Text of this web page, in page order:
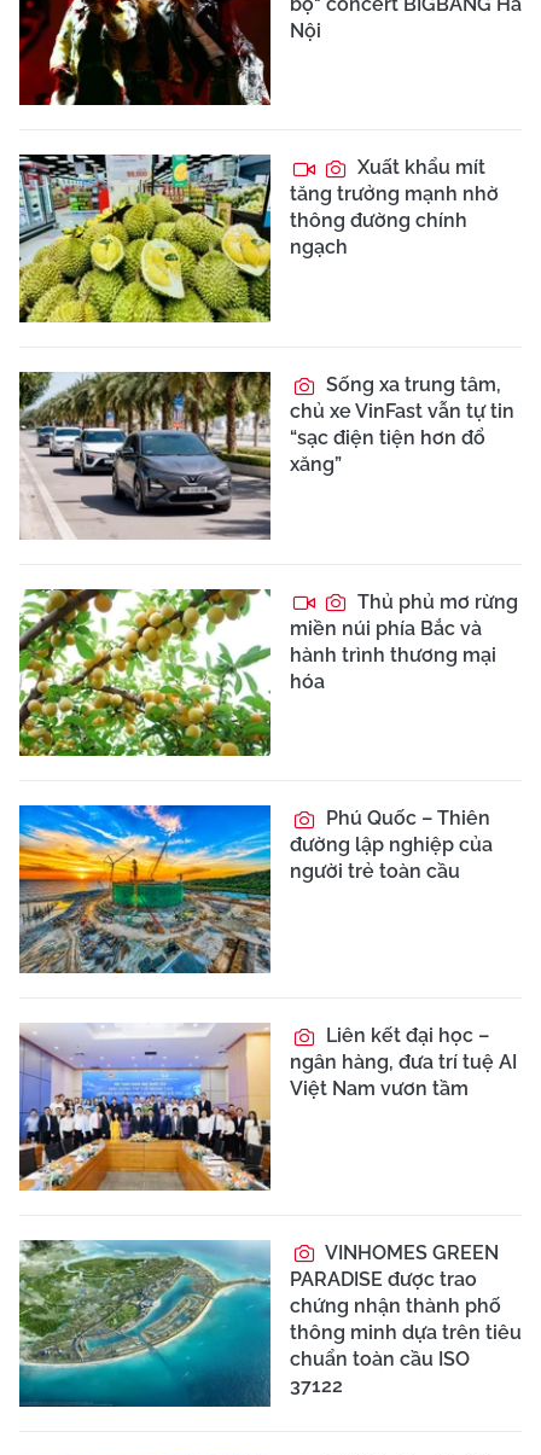
Nội
Xuất khẩu mít
tăng trưởng mạnh nhờ
thông đường chính
ngạch
Sống xa trung tâm,
chủ xe VinFast vẫn tự tin
“sạc điện tiện hơn đổ
xăng”
Thủ phủ mơ rừng
miền núi phía Bắc và
hành trình thương mại
hóa
Phú Quốc – Thiên
đường lập nghiệp của
người trẻ toàn cầu
Liên kết đại học –
ngân hàng, đưa trí tuệ AI
Việt Nam vươn tầm
VINHOMES GREEN
PARADISE được trao
chứng nhận thành phố
thông minh dựa trên tiêu
chuẩn toàn cầu ISO
37122